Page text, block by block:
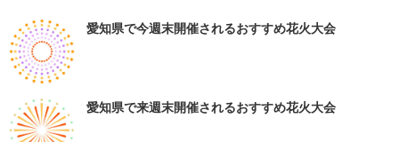
愛知県で今週末開催されるおすすめ花火大会
愛知県で来週末開催されるおすすめ花火大会